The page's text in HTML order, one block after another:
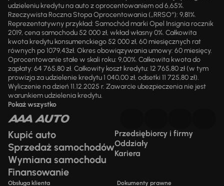
udzieleniu kredytu na auto z oprocentowaniem od 6,65%.
Rzeczywista Roczna Stopa Oprocentowania („RRSO“): 9,81%.
Reprezentatywny przykład: Samochód marki Opel Insignia rocznik
2019, cena samochodu 52 000 zł, wkład własny 0%. Całkowita
kwota kredytu konsumenckiego 52 000 zł, 60 miesięcznych rat
równych po 1079,43zł. Okres obowiązywania umowy: 60 miesięcy.
Oprocentowanie stałe w skali roku: 9,00%. Całkowita kwota do
zapłaty: 64 765,80 zł. Całkowity koszt kredytu: 12 765,80 zł (w tym
prowizja za udzielenie kredytu 1 040,00 zł, odsetki 11 725,80 zł).
Wyliczenie na dzień 11.12.2025 r. Zawarcie ubezpieczenia nie jest
warunkiem udzielenia kredytu.
Pokaż wszystko
Kupić auto
Sprzedaż samochodów
Wymiana samochodu
Finansowanie
Przedsiębiorcy i firmy
Oddziały
Kariera
Obsługa klienta Dokumenty prawne